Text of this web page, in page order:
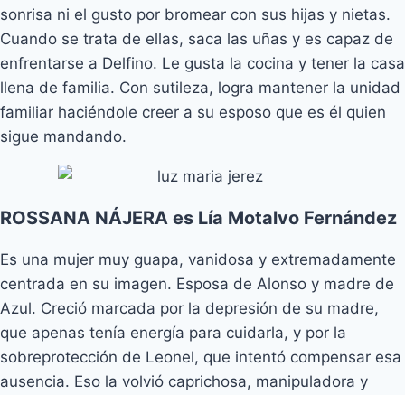
sonrisa ni el gusto por bromear con sus hijas y nietas.
Cuando se trata de ellas, saca las uñas y es capaz de
enfrentarse a Delfino. Le gusta la cocina y tener la casa
llena de familia. Con sutileza, logra mantener la unidad
familiar haciéndole creer a su esposo que es él quien
sigue mandando.
ROSSANA NÁJERA es Lía Motalvo Fernández
Es una mujer muy guapa, vanidosa y extremadamente
centrada en su imagen. Esposa de Alonso y madre de
Azul. Creció marcada por la depresión de su madre,
que apenas tenía energía para cuidarla, y por la
sobreprotección de Leonel, que intentó compensar esa
ausencia. Eso la volvió caprichosa, manipuladora y